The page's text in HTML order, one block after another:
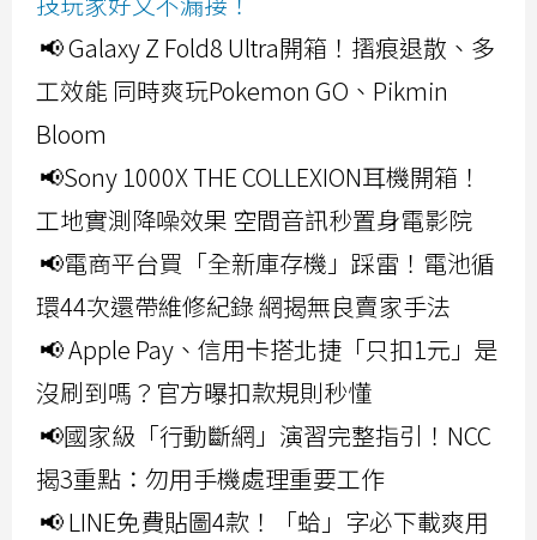
📢 Galaxy Z Fold8 Ultra開箱！摺痕退散、多
工效能 同時爽玩Pokemon GO、Pikmin
Bloom
📢Sony 1000X THE COLLEXION耳機開箱！
工地實測降噪效果 空間音訊秒置身電影院
📢電商平台買「全新庫存機」踩雷！電池循
環44次還帶維修紀錄 網揭無良賣家手法
📢 Apple Pay、信用卡搭北捷「只扣1元」是
沒刷到嗎？官方曝扣款規則秒懂
📢國家級「行動斷網」演習完整指引！NCC
揭3重點：勿用手機處理重要工作
📢 LINE免費貼圖4款！「蛤」字必下載爽用